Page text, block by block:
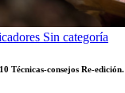
Sin categoría
Técnicas-consejos Re-edición.